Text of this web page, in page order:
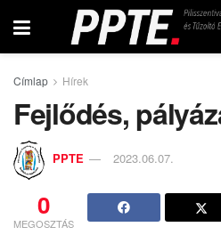
Címlap Hírek
Fejlődés,
PPTE 2023.06.07.
0
MEGOSZTÁS